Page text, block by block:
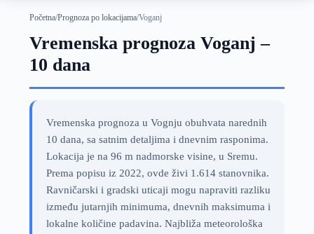
Početna/Prognoza po lokacijama/Voganj
Vremenska prognoza Voganj –
10 dana
Vremenska prognoza u Vognju obuhvata narednih
10 dana, sa satnim detaljima i dnevnim rasponima.
Lokacija je na 96 m nadmorske visine, u Sremu.
Prema popisu iz 2022, ovde živi 1.614 stanovnika.
Ravničarski i gradski uticaji mogu napraviti razliku
između jutarnjih minimuma, dnevnih maksimuma i
lokalne količine padavina. Najbliža meteorološka